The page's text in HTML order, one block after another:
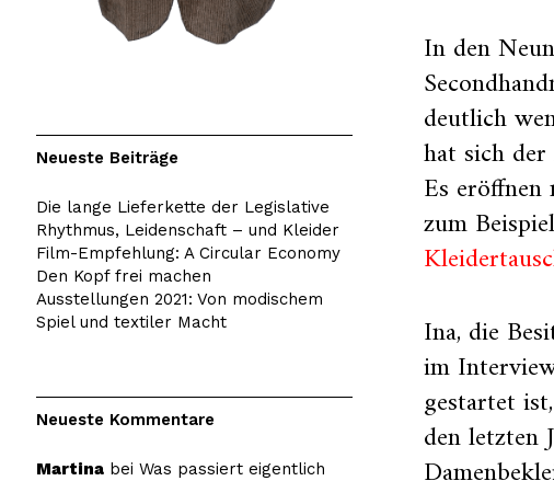
In den
deutlich
hat sich
Es eröffnen
zum
Ina, die
im
gestartet
den letzten
Neueste Beiträge
Die lange Lieferkette der Legislative
Rhythmus, Leidenschaft – und Kleider
Film-Empfehlung: A Circular Economy
Den Kopf frei machen
Ausstellungen 2021: Von modischem
Spiel und textiler Macht
Neueste Kommentare
Martinabei Was passiert eigentlich